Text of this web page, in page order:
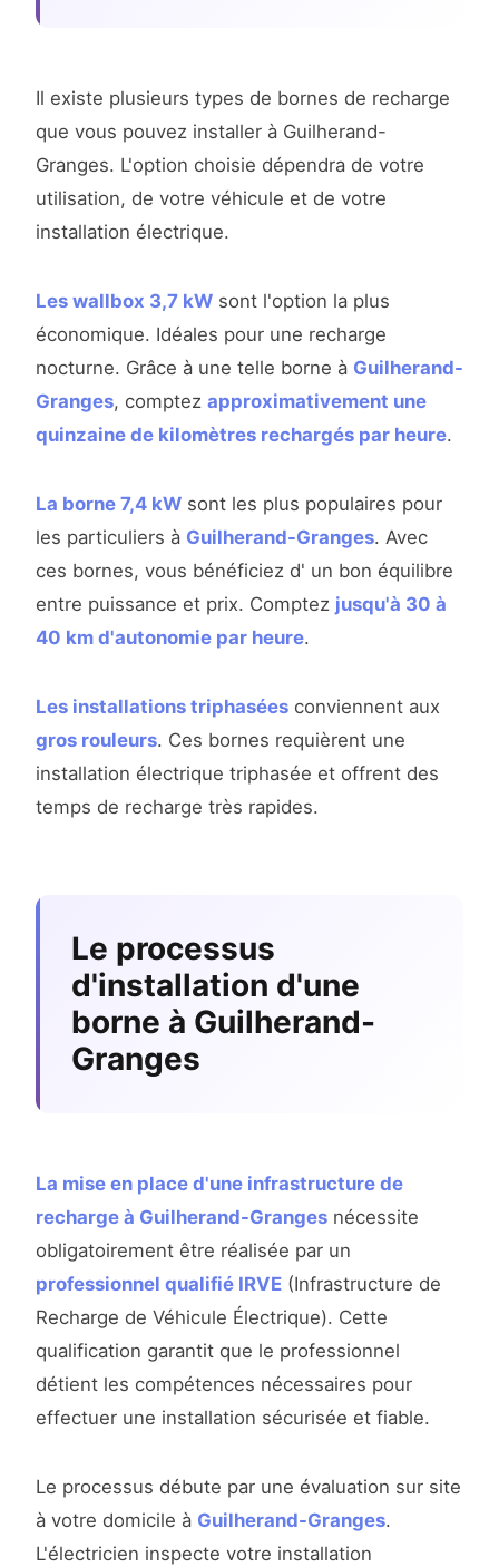
Il existe plusieurs types de bornes de recharge
que vous pouvez installer à Guilherand-
Granges. L'option choisie dépendra de votre
utilisation, de votre véhicule et de votre
installation électrique.
Les wallbox 3,7 kW sont l'option la plus
économique. Idéales pour une recharge
nocturne. Grâce à une telle borne à Guilherand-
Granges, comptez approximativement une
quinzaine de kilomètres rechargés par heure.
La borne 7,4 kW sont les plus populaires pour
les particuliers à Guilherand-Granges. Avec
ces bornes, vous bénéficiez d' un bon équilibre
entre puissance et prix. Comptez jusqu'à 30 à
40 km d'autonomie par heure.
Les installations triphasées conviennent aux
gros rouleurs. Ces bornes requièrent une
installation électrique triphasée et offrent des
temps de recharge très rapides.
Le processus
d'installation d'une
borne à Guilherand-
Granges
La mise en place d'une infrastructure de
recharge à Guilherand-Granges nécessite
obligatoirement être réalisée par un
professionnel qualifié IRVE (Infrastructure de
Recharge de Véhicule Électrique). Cette
qualification garantit que le professionnel
détient les compétences nécessaires pour
effectuer une installation sécurisée et fiable.
Le processus débute par une évaluation sur site
à votre domicile à Guilherand-Granges.
L'électricien inspecte votre installation